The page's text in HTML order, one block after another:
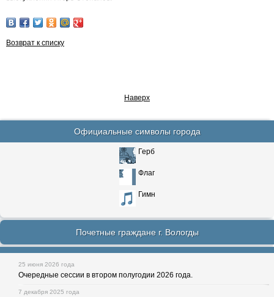
Возврат к списку
Наверх
Официальные символы города
Герб
Флаг
Гимн
Почетные граждане г. Вологды
25 июня 2026 года
Очередные сессии в втором полугодии 2026 года.
7 декабря 2025 года